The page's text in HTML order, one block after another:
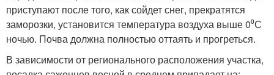
приступают после того, как сойдет снег, прекратятся
заморозки, установится температура воздуха выше 0⁰С
ночью. Почва должна полностью оттаять и прогреться.
В зависимости от регионального расположения участка,